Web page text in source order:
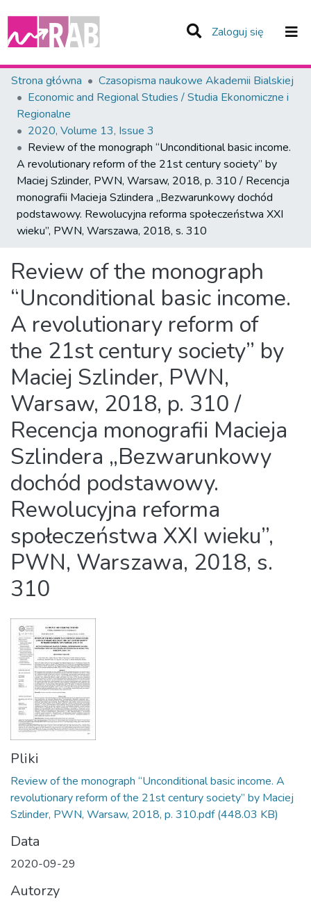
Zaloguj się (current)
Zespoły i Kolekcje
Statystyka
Całe Repozytorium
Strona główna
Czasopisma naukowe Akademii Bialskiej
Economic and Regional Studies / Studia Ekonomiczne i
Regionalne
2020, Volume 13, Issue 3
Review of the monograph “Unconditional basic income.
A revolutionary reform of the 21st century society” by
Maciej Szlinder, PWN, Warsaw, 2018, p. 310 / Recencja
monografii Macieja Szlindera „Bezwarunkowy dochód
podstawowy. Rewolucyjna reforma społeczeństwa XXI
wieku”, PWN, Warszawa, 2018, s. 310
Review of the monograph
“Unconditional basic income.
A revolutionary reform of
the 21st century society” by
Maciej Szlinder, PWN,
Warsaw, 2018, p. 310 /
Recencja monografii Macieja
Szlindera „Bezwarunkowy
dochód podstawowy.
Rewolucyjna reforma
społeczeństwa XXI wieku”,
PWN, Warszawa, 2018, s.
310
Pliki
Review of the monograph “Unconditional basic income. A
revolutionary reform of the 21st century society” by Maciej
Szlinder, PWN, Warsaw, 2018, p. 310.pdf (448.03 KB)
Data
2020-09-29
Autorzy